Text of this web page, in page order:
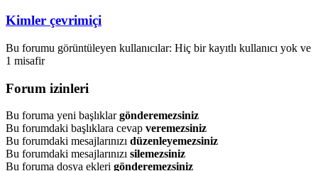
Kimler çevrimiçi
Bu forumu görüntüleyen kullanıcılar: Hiç bir kayıtlı kullanıcı yok ve
1 misafir
Forum izinleri
Bu foruma yeni başlıklargönderemezsiniz
Bu forumdaki başlıklara cevap veremezsiniz
Bu forumdaki mesajlarınızı düzenleyemezsiniz
Bu forumdaki mesajlarınızı silemezsiniz
Bu foruma dosya ekleri gönderemezsiniz